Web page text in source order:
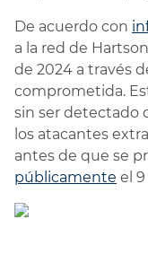
De acuerdo con
a la red de
de 2024 a través
comprometida.
sin ser detectado
los atacantes
antes de que se
públicamente el